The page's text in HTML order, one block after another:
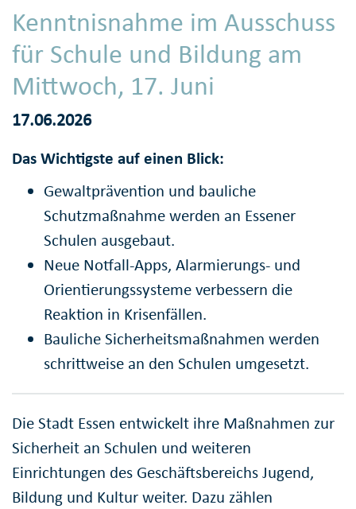
Kenntnisnahme im Ausschuss
für Schule und Bildung am
Mittwoch, 17. Juni
17.06.2026
Das Wichtigste auf einen Blick:
Gewaltprävention und bauliche
Schutzmaßnahme werden an Essener
Schulen ausgebaut.
Neue Notfall-Apps, Alarmierungs- und
Orientierungssysteme verbessern die
Reaktion in Krisenfällen.
Bauliche Sicherheitsmaßnahmen werden
schrittweise an den Schulen umgesetzt.
Die Stadt Essen entwickelt ihre Maßnahmen zur
Sicherheit an Schulen und weiteren
Einrichtungen des Geschäftsbereichs Jugend,
Bildung und Kultur weiter. Dazu zählen